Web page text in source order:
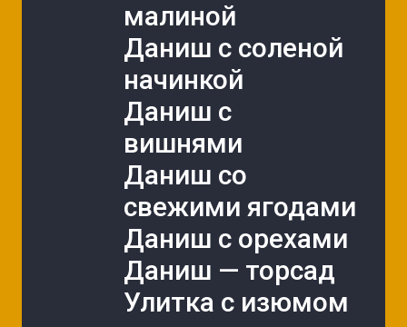
малиной
Даниш с соленой
начинкой
Даниш с
вишнями
Даниш со
свежими ягодами
Даниш с орехами
Даниш — торсад
Улитка с изюмом